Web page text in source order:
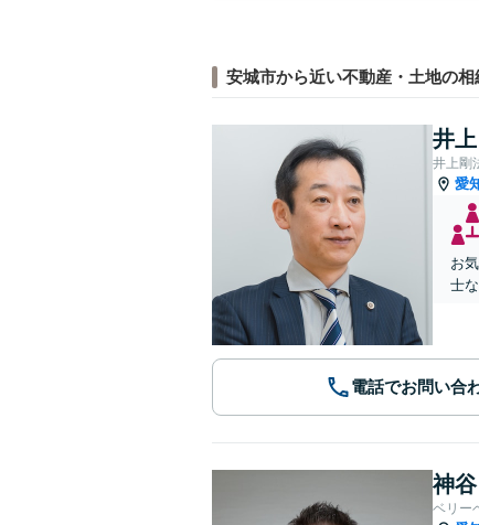
安城市から近い不動産・土地の
井
井上剛
愛
お
士
電話でお問い合
神
ベリー